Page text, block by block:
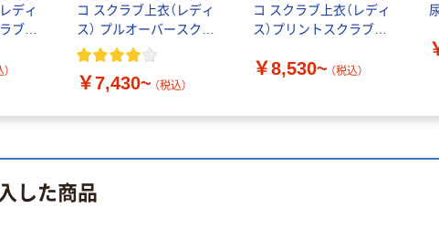
ディ
ブト
コ スクラブ上衣（レディ
ス） プルオーバースクラ
ブ 608
￥7,430~ （税込）
コ スクラブ上衣（レディ
ス）プリントスクラブ
￥8,530~ （税込）
した商品